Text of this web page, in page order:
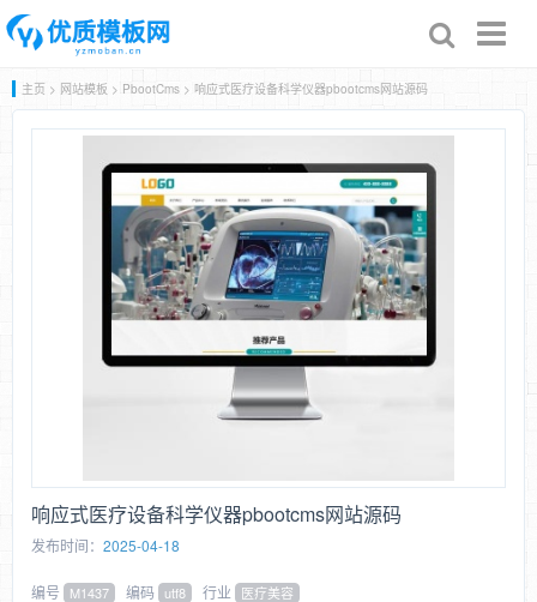
主页 > 网站模板 > PbootCms > 响应式医疗设备科学仪器pbootcms网站源码
响应式医疗设备科学仪器pbootcms网站源码
发布时间： 2025-04-18
编号 M1437 编码 utf8 行业 医疗美容